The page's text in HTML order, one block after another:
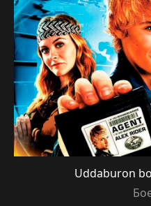
Uddaburon